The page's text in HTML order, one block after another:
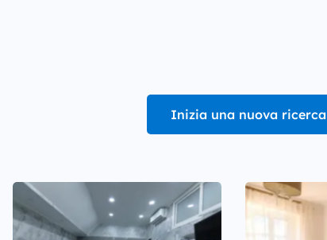
Inizia una nuova ricerca